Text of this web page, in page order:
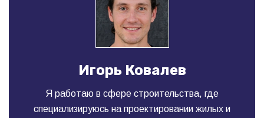
Игорь Ковалев
Я работаю в сфере строительства, где
специализируюсь на проектировании жилых и